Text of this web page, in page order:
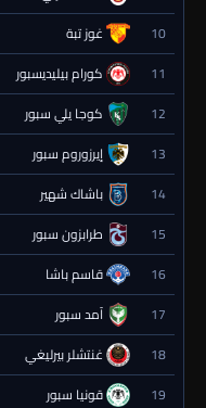
10 غوز تبة
11 كورام بيليديسبور
12 كوجا يلي سبور
13 إيرزوروم سبور
14 باشاك شهير
15 طرابزون سبور
16 قاسم باشا
17 آمد سبور
18 غنتشلر بيرليغي
19 قونيا سبور